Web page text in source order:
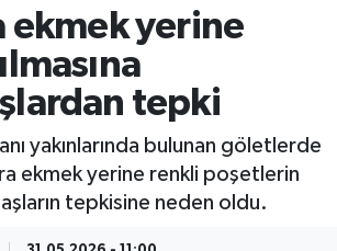
ekmek yerine
tepki
yakınlarında bulunan göletlerde
ekmek yerine renkli poşetlerin
tepkisine neden oldu.
Komutanlığı
news
Durumu ve Fikstür
Haberleri